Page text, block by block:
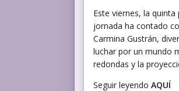
Este viernes, la
jornada ha contado
Carmina Gustrán,
luchar por un mundo
redondas y la
Seguir leyendo AQUÍ